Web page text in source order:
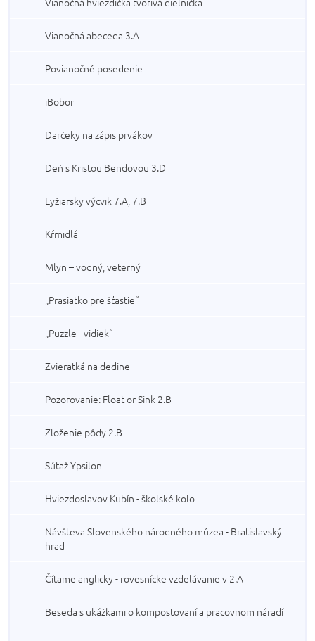
Vianočná abeceda 3.A
Povianočné posedenie
iBobor
Darčeky na zápis prvákov
Deň s Kristou Bendovou 3.D
Lyžiarsky výcvik 7.A, 7.B
Kŕmidlá
Mlyn – vodný, veterný
„Prasiatko pre šťastie“
„Puzzle - vidiek“
Zvieratká na dedine
Pozorovanie: Float or Sink 2.B
Zloženie pôdy 2.B
Súťaž Ypsilon
Hviezdoslavov Kubín - školské kolo
Návšteva Slovenského národného múzea - Bratislavský
hrad
Čítame anglicky - rovesnícke vzdelávanie v 2.A
Beseda s ukážkami o kompostovaní a pracovnom náradí